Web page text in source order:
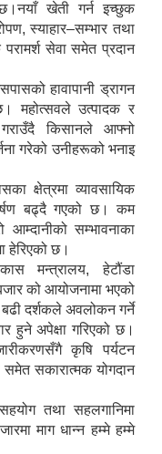
खेती गर्न इच्छुक
स्याहार–सम्भार तथा
परामर्श सेवा समेत प्रदान
हावापानी ड्रागन
महोत्सवले उत्पादक र
गराउँदै किसानले आफ्नो
गरेको उनीहरूको भनाइ
क्षेत्रमा व्यावसायिक
बढ्दै गएको छ। कम
आम्दानीको सम्भावनाका
हेरिएको छ।
मन्त्रालय, हेटौंडा
को आयोजनामा भएको
दर्शकले अवलोकन गर्ने
हुने अपेक्षा गरिएको छ।
कृषि पर्यटन
समेत सकारात्मक योगदान
तथा सहलगानिमा
माग धान्न हम्मे हम्मे